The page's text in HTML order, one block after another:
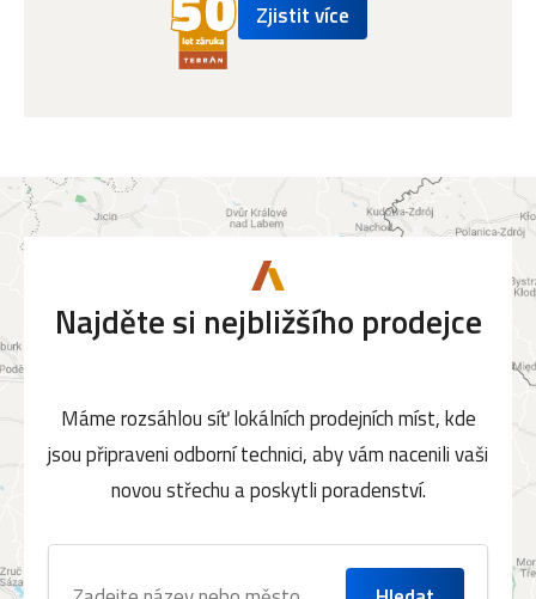
Zjistit více
Najděte si nejbližšího prodejce
Máme rozsáhlou síť lokálních prodejních míst, kde
jsou připraveni odborní technici, aby vám nacenili vaši
novou střechu a poskytli poradenství.